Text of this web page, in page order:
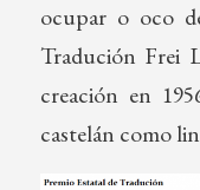
ocupar o oco
Tradución Frei
creación en
castelán como